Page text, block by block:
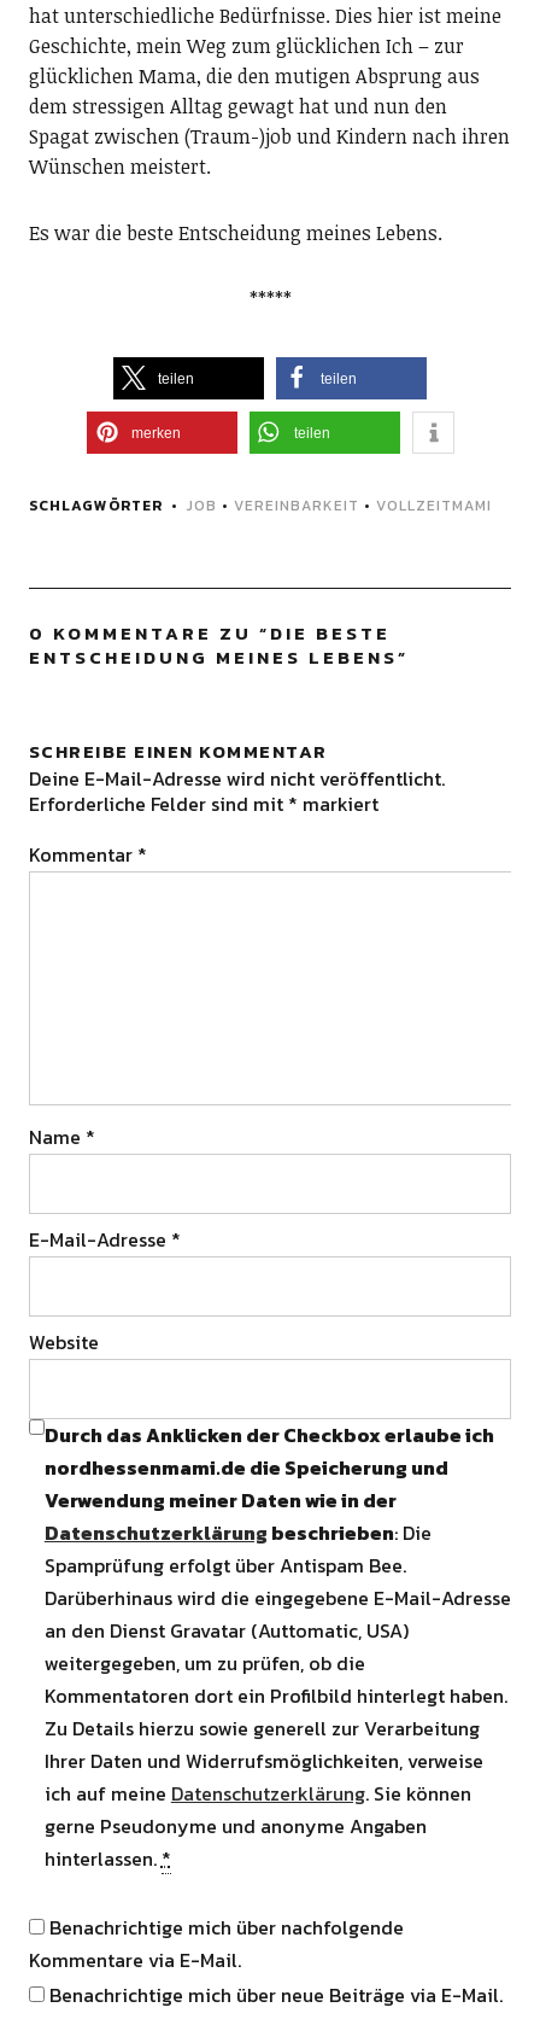
hat unterschiedliche Bedürfnisse. Dies hier ist meine
Geschichte, mein Weg zum glücklichen Ich – zur
glücklichen Mama, die den mutigen Absprung aus
dem stressigen Alltag gewagt hat und nun den
Spagat zwischen (Traum-)job und Kindern nach ihren
Wünschen meistert.
Es war die beste Entscheidung meines Lebens.
*****
teilen teilen
merken teilen
SCHLAGWÖRTER JOB • VEREINBARKEIT • VOLLZEITMAMI
0 KOMMENTARE ZU “DIE BESTE
ENTSCHEIDUNG MEINES LEBENS”
SCHREIBE EINEN KOMMENTAR
Deine E-Mail-Adresse wird nicht veröffentlicht.
Erforderliche Felder sind mit * markiert
Kommentar *
Name *
E-Mail-Adresse *
Website
Durch das Anklicken der Checkbox erlaube ich
nordhessenmami.de die Speicherung und
Verwendung meiner Daten wie in der
Datenschutzerklärung beschrieben: Die
Spamprüfung erfolgt über Antispam Bee.
Darüberhinaus wird die eingegebene E-Mail-Adresse
an den Dienst Gravatar (Auttomatic, USA)
weitergegeben, um zu prüfen, ob die
Kommentatoren dort ein Profilbild hinterlegt haben.
Zu Details hierzu sowie generell zur Verarbeitung
Ihrer Daten und Widerrufsmöglichkeiten, verweise
ich auf meine Datenschutzerklärung. Sie können
gerne Pseudonyme und anonyme Angaben
hinterlassen.*
Benachrichtige mich über nachfolgende
Kommentare via E-Mail.
Benachrichtige mich über neue Beiträge via E-Mail.